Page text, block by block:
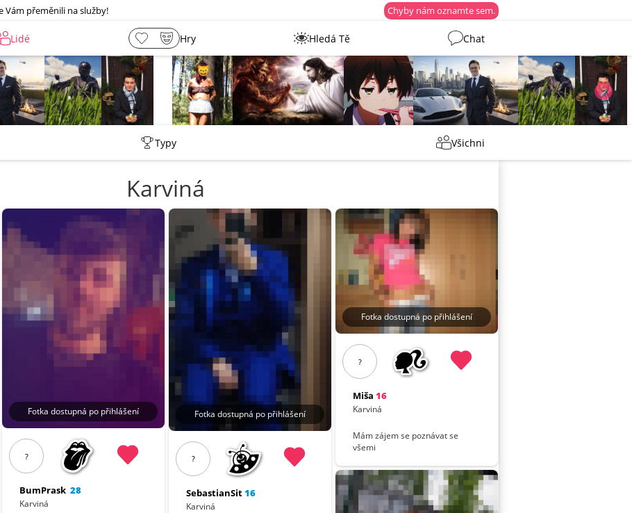
Vám přeměnili na služby! Chyby nám oznamte sem.
Lidé Hry Hledá Tě Chat
Tentakovy
Typy Všichni
Karviná
Fotka dostupná po přihlášení
?
BumPrask 28
Karviná
Fotka dostupná po přihlášení
?
SebastianSit16
Karviná
Fotka dostupná po přihlášení
?
Miša 16
Karviná
Mám zájem se poznávat se
všemi